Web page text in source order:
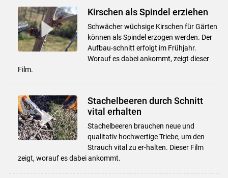
Kirschen als Spindel erziehen
Schwächer wüchsige Kirschen für Gärten
können als Spindel erzogen werden. Der
Aufbau-schnitt erfolgt im Frühjahr.
Worauf es dabei ankommt, zeigt dieser
Film.
Stachelbeeren durch Schnitt
vital erhalten
Stachelbeeren brauchen neue und
qualitativ hochwertige Triebe, um den
Strauch vital zu er-halten. Dieser Film
zeigt, worauf es dabei ankommt.